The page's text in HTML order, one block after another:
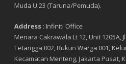
Muda U.23 (Taruna/Pemuda).
Address : Infiniti Office
Menara Cakrawala Lt 12, Unit 1205A,
Tetangga 002, Rukun Warga 001,
Kecamatan Menteng, Jakarta Pusat,